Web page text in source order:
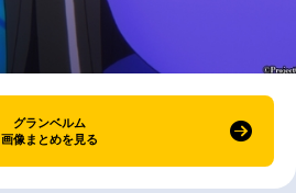
グランベルム
画像まとめを見る